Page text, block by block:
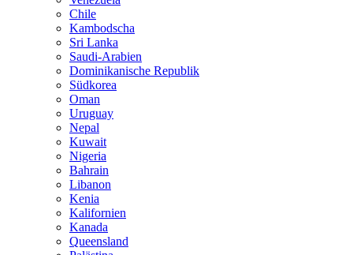
Chile
Kambodscha
Sri Lanka
Saudi-Arabien
Dominikanische Republik
Südkorea
Oman
Uruguay
Nepal
Kuwait
Nigeria
Bahrain
Libanon
Kenia
Kalifornien
Kanada
Queensland